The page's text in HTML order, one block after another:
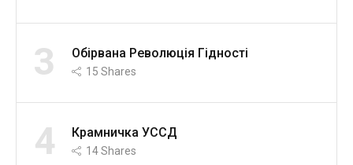
3 Обірвана Революція Гідності
15 Shares
4 Крамничка УССД
14Shares